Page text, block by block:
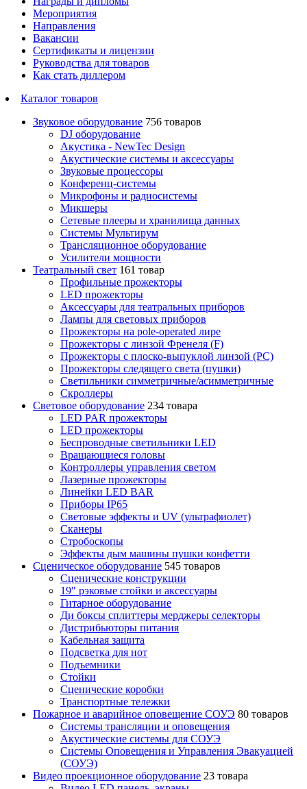
Мероприятия
Направления
Вакансии
Сертификаты и лицензии
Руководства для товаров
Как стать диллером
Каталог товаров
Звуковое оборудование 756 товаров
DJ оборудование
Акустика - NewTec Design
Акустические системы и аксессуары
Звуковые процессоры
Конференц-системы
Микрофоны и радиосистемы
Микшеры
Сетевые плееры и хранилища данных
Системы Мультирум
Трансляционное оборудование
Усилители мощности
Театральный свет 161 товар
Профильные прожекторы
LED прожекторы
Аксессуары для театральных приборов
Лампы для световых приборов
Прожекторы на pole-operated лире
Прожекторы с линзой Френеля (F)
Прожекторы с плоско-выпуклой линзой (PC)
Прожекторы следящего света (пушки)
Светильники симметричные/асимметричные
Скроллеры
Световое оборудование 234 товара
LED PAR прожекторы
LED прожекторы
Беспроводные светильники LED
Вращающиеся головы
Контроллеры управления светом
Лазерные прожекторы
Линейки LED BAR
Приборы IP65
Световые эффекты и UV (ультрафиолет)
Сканеры
Стробоскопы
Эффекты дым машины пушки конфетти
Сценическое оборудование 545 товаров
Сценические конструкции
19" рэковые стойки и аксесcуары
Гитарное оборудование
Ди боксы сплиттеры мерджеры селекторы
Дистрибьюторы питания
Кабельная защита
Подсветка для нот
Подъемники
Стойки
Сценические коробки
Транспортные тележки
Пожарное и аварийное оповещение СОУЭ 80 товаров
Cистемы трансляции и оповещения
Акустические системы для СОУЭ
Системы Оповещения и Управления Эвакуацией
(СОУЭ)
Видео проекционное оборудование 23 товара